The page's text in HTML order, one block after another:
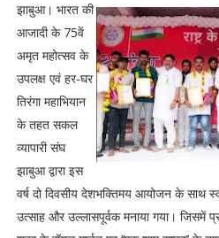
झाबुआ। भारत की
आजादी के 75वें
अमृत महोत्सव के
उपलक्ष एवं हर-घर
तिरंगा महाभियान
के तहत सकल
व्यापारी संघ
झाबुआ द्वारा इस
वर्ष दो दिवसीय देशभक्तिमय आयोजन के साथ
उत्साह और उल्लासपूर्वक मनाया गया। जिसमें